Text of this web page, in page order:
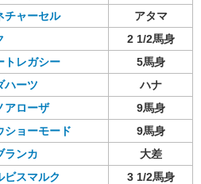
チャーセル
アタマ
2 1/2馬身
トレガシー
5馬身
ハーツ
ハナ
アローザ
9馬身
ショーモード
9馬身
ランカ
大差
ビスマルク 3 1/2馬身